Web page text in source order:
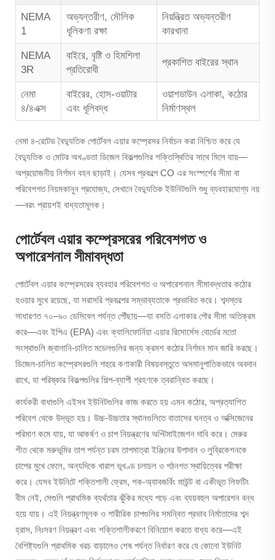
NEMA
1
অভ্যন্তরীণ, মৌলিক
ধূলিকণা রক্ষা
নিয়ন্ত্রিত অভ্যন্তরীণ
কারখানা
NEMA
3R
বাইরে, বৃষ্টি ও হিমশিলা
প্রতিরোধী
প্রকাশিত বাইরের স্থান
নেমা
৪/৪এক্স
বাইরের, হোস-ওয়াটার
এবং ধূলিবদ্ধ
ওয়াশডাউন এলাকা, কঠোর
নির্মাণস্থল
নেমা ৪-রেটেড বৈদ্যুতিক পোর্টেবল এয়ার কম্প্রেসর নির্বাচন করা নিশ্চিত করে যে
বৈদ্যুতিক ও মোটর অখণ্ডতা ডিজেল বিকল্পগুলির শক্তিস্থিতির সাথে মিলে যায়—
অপ্রয়োজনীয় নির্গমন বহন ছাড়াই। যেসব প্রকল্পে CO এর সংস্পর্শের সীমা বা
পরিবেশগত নিয়মকানুন প্রযোজ্য, সেখানে বৈদ্যুতিক ইউনিটগুলি শুধু ব্যবহারযোগ্য নয়
—বরং প্রায়শই বাধ্যতামূলক।
পোর্টেবল এয়ার কম্প্রেসরের পরিবেশগত ও
অপারেশনাল সীমাবদ্ধতা
পোর্টেবল এয়ার কম্প্রেসরের ব্যবহার পরিবেশগত ও অপারেশনাল সীমাবদ্ধতার কঠোর
হওয়ার মুখে রয়েছে, যা সরাসরি প্রকল্পের সম্ভাব্যতাকে প্রভাবিত করে। শব্দস্তর
সাধারণত ৭০–৯০ ডেসিবেল পর্যন্ত পৌঁছায়—যা বসতি এলাকার পৌর সীমা অতিক্রম
করে—এবং ইপিএ (EPA) এবং ক্যালিফোর্নিয়া এয়ার রিসোর্সেস বোর্ডের মতো
সংস্থাগুলি জ্বালানি-চালিত মডেলগুলির জন্য ক্রমশ কঠোর নির্গমন মান জারি করছে।
ডিজেল-চালিত কম্প্রেসরগুলি শহুরে কণাকারী বিষয়বস্তুতে অসমানুপাতিকভাবে অবদান
রাখে, যা পরিষ্কার বিকল্পগুলির শিল্প-ব্যাপী গ্রহণকে ত্বরান্বিত করছে।
কার্যকরী বাধাগুলি এইসব ইউনিটগুলির কাজ করতে হয় এমন কঠোর, অপ্রত্যাশিত
পরিবেশ থেকে উদ্ভূত হয়। উচ্চ-উচ্চতার স্থানগুলিতে বাতাসের ঘনত্ব ও অক্সিজেনের
পরিমাণ কমে যায়, যা আকর্ষণ ও চাপ নিয়ন্ত্রণের অপ্টিমাইজেশন দাবি করে। মেরুর
শীত থেকে মরুভূমির তাপ পর্যন্ত চরম তাপমাত্রা ইঞ্জিনের উপাদান ও লুব্রিকেশনকে
চাপের মুখে ফেলে, অন্যদিকে খারাপ ভূখণ্ড চলাচল ও গঠনগত স্থায়িত্বের পরীক্ষা
করে। যেসব ইউনিটে শক্তিশালী ফ্রেম, শক-অ্যাবজর্বিং মাউন্ট বা একীভূত লিফটিং
বীম নেই, সেগুলি প্রাথমিক ব্যর্থতার ঝুঁকির মধ্যে পড়ে এবং ব্যয়বহুল অপারেশন বন্ধ
হয়ে যায়। এই নিয়ন্ত্রণমূলক ও শারীরিক চাপগুলির সমন্বিত প্রভাব নির্মাতাদের শব্দ
হ্রাস, নিঃসরণ নিয়ন্ত্রণ এবং শক্তিশালীকরণে বিনিয়োগ করতে বাধ্য করে—এই
বৈশিষ্ট্যগুলি প্রাথমিক খরচ বাড়ালেও শেষ পর্যন্ত নির্ধারণ করে যে কোনো ইউনিট